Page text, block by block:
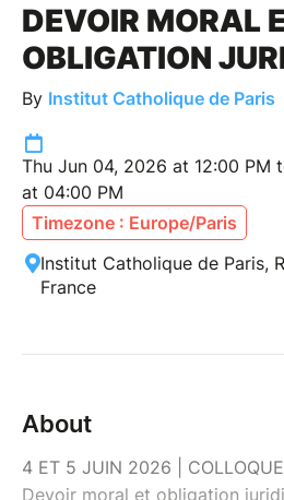
DEVOIR MORAL
OBLIGATION
By Institut Catholique de Paris
Thu Jun 04, 2026 at 12:00 PM
at 04:00 PM
Timezone : Europe/Paris
Institut Catholique de Paris,
France
About
4 ET 5 JUIN 2026 | COLLOQUE
Devoir moral et obligation